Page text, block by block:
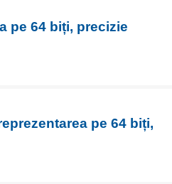
pe 64 biți, precizie
pe 64 biți,